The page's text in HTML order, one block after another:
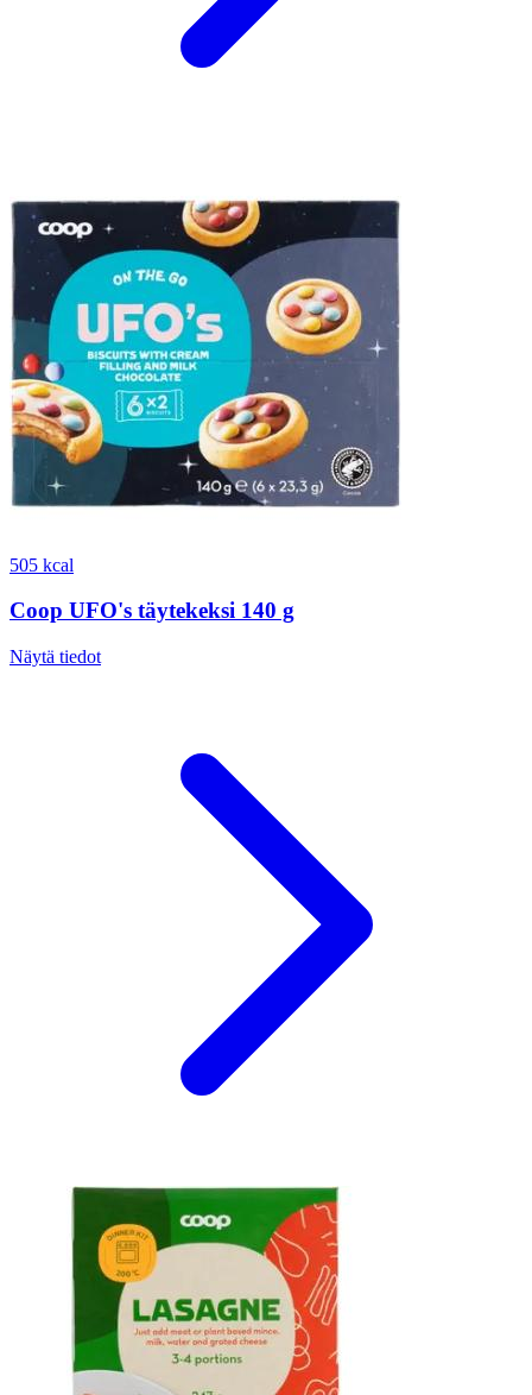
505 kcal
Coop UFO's täytekeksi 140 g
Näytä tiedot